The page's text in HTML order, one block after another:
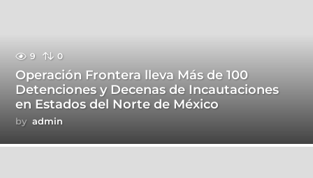
9 0
Operación Frontera lleva Más de 100
Detenciones y Decenas de Incautaciones
en Estados del Norte de México
by admin